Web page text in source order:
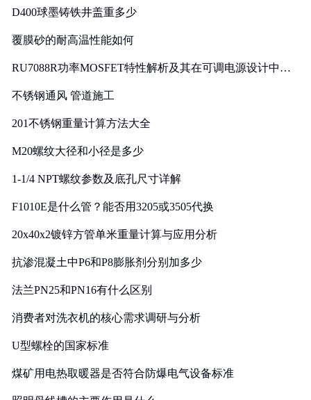
D400球墨铸铁井盖重多少
覆膜砂的耐高温性能如何
RU7088R功率MOSFET特性解析及其在可调电源设计中的
不锈钢通风 管道施工
201不锈钢重量计算方法大全
M20螺纹大径和小径是多少
1-1/4 NPT螺纹参数及底孔尺寸详解
F1010E是什么管？能否用3205或3505代换
20x40x2镀锌方管单米重量计算与应用分析
抗渗混凝土中P6和P8膨胀剂分别加多少
法兰PN25和PN16有什么区别
消费者对洗衣机的核心需求调研与分析
U型螺栓的国家标准
煤矿用电热取暖器是否符合防爆电气设备标准